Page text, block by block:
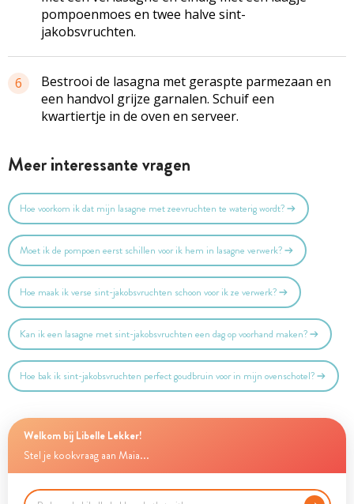
pompoenmoes en twee halve sint-
jakobsvruchten.
6 Bestrooi de lasagna met geraspte parmezaan en
een handvol grijze garnalen. Schuif een
kwartiertje in de oven en serveer.
Meer interessante vragen
Hoe voorkom ik dat mijn lasagne met zeevruchten te waterig wordt?
Moet ik de pompoen eerst schillen voor ik hem in lasagne verwerk?
Hoe maak ik verse sint-jakobsvruchten schoon voor ik ze verwerk?
Kan ik een lasagne met sint-jakobsvruchten een dag op voorhand maken?
Hoe bak ik sint-jakobsvruchten perfect goudbruin voor in mijn ovenschotel?
Welkom bij Libelle Lekker!
Stel je kookvraag aan Maia...